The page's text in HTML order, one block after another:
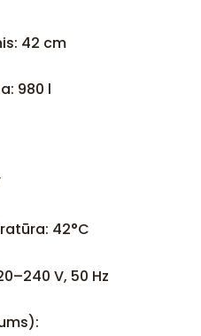
42 cm
980 l
42°C
V, 50 Hz